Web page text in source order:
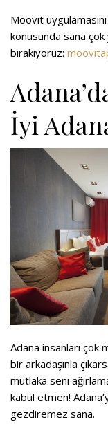
Moovit
konusunda sana çok
bırakıyoruz:
İyi
Adana insanları çok
bir arkadaşınla
mutlaka seni
kabul etmen!
gezdiremez sana.